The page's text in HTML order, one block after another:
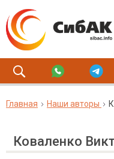
Главная Наши авторы
Коваленко